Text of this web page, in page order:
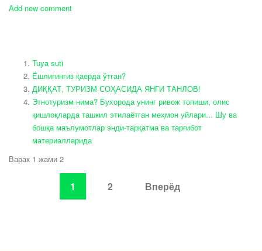
Add new comment
Tuya suti
Ёшлигингиз қаерда ўтган?
ДИҚҚАТ, ТУРИЗМ СОҲАСИДА ЯНГИ ТАНЛОВ!
Этнотуризм нима? Бухорода унинг ривож топиши, олис
қишлоқларда ташкил этилаётган меҳмон уйлари... Шу ва
бошқа маълумотлар энди-тарқатма ва тарғибот
материалларида
Варак 1 жами 2
1 2 Вперёд